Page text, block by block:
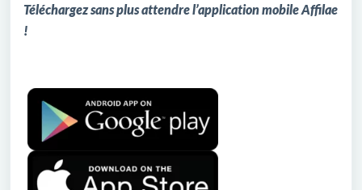
Téléchargez sans plus attendre l’application mobile Affilae
!